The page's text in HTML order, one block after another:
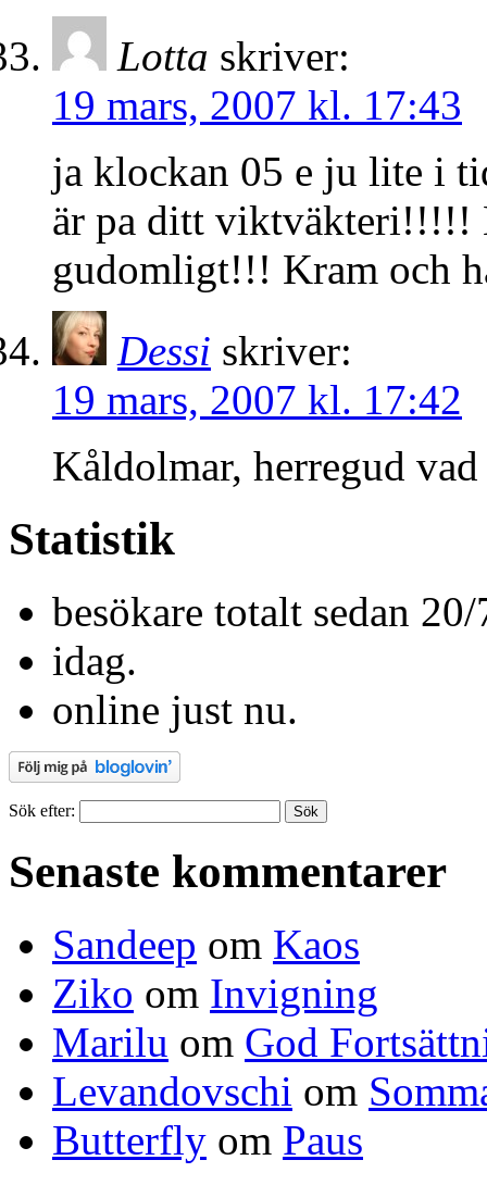
Lotta skriver:
19 mars, 2007 kl. 17:43
ja klockan 05 e ju lite i
är pa ditt viktväkteri!!!!!
gudomligt!!! Kram och
Dessi skriver:
19 mars, 2007 kl. 17:42
Kåldolmar, herregud
Statistik
besökare totalt sedan
idag.
online just nu.
Sök efter:
Senaste kommentarer
Sandeep om Kaos
Ziko om Invigning
Marilu om God
Levandovschi om
Butterfly om Paus